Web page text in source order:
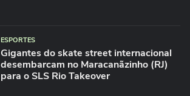
ESPORTES
Gigantes do skate street internacional
desembarcam no Maracanãzinho (RJ)
para o SLS Rio Takeover